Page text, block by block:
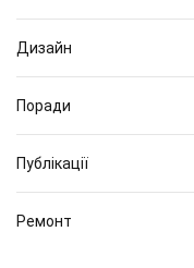
Дизайн
Поради
Публікації
Ремонт